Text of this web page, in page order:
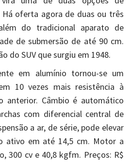
oferta agora de duas ou três
do tradicional aparato de
de submersão de até 90 cm.
do SUV que surgiu em 1948.
em alumínio tornou-se um
10 vezes mais resistência à
anterior. Câmbio é automático
com diferencial central de
a ar, de série, pode elevar
ativo em até 14,5 cm. Motor a
300 cv e 40,8 kgfm. Preços: R$